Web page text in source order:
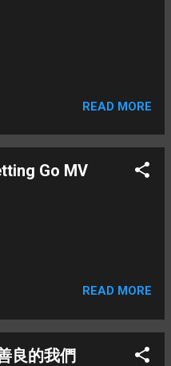
人必聽金曲：《呼吸》、
《讓浪漫作主》 等。 ✍️
量身打造無數熱門金曲：
READ MORE
Go MV
READ MORE
良的我們